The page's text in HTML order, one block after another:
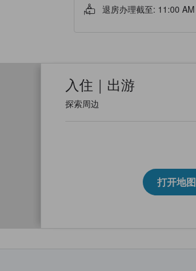
退房办理截至: 11:00 AM
入住｜出游
探索周边
打开地图